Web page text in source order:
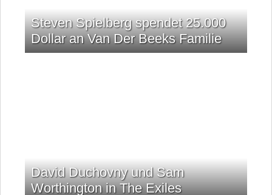
Steven Spielberg spendet 25.000
Dollar an Van Der Beeks Familie
David Duchovny und Sam
Worthington in The Exiles